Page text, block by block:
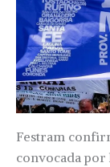
Festram
convocada por